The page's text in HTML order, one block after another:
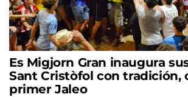
Es Migjorn Gran inaugura
Sant Cristòfol con tradición,
primer Jaleo